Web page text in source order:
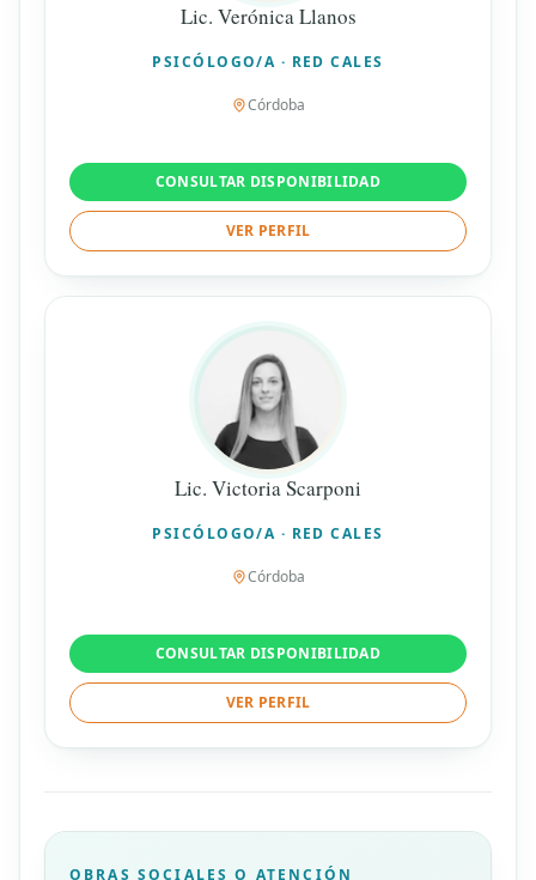
Lic. Verónica Llanos
PSICÓLOGO/A · RED CALES
Córdoba
CONSULTAR DISPONIBILIDAD
VER PERFIL
Lic. Victoria Scarponi
PSICÓLOGO/A · RED CALES
Córdoba
CONSULTAR DISPONIBILIDAD
VER PERFIL
OBRAS SOCIALES O ATENCIÓN